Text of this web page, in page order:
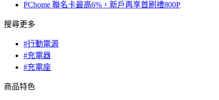
PChome 聯名卡最高6%，新戶再享首刷禮800P
搜尋更多
#行動電源
#充電器
#充電座
商品特色